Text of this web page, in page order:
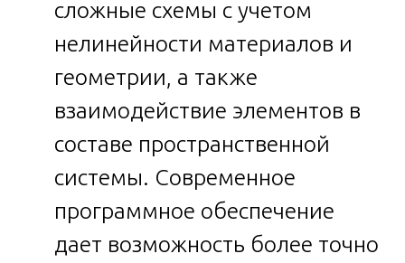
сложные схемы с учетом
нелинейности материалов и
геометрии, а также
взаимодействие элементов в
составе пространственной
системы. Современное
программное обеспечение
дает возможность более точно